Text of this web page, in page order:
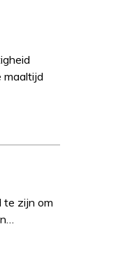
maaltijd
te zijn om